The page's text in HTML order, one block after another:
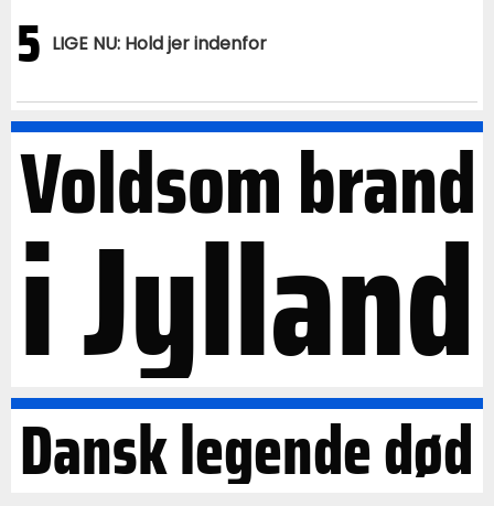
5 LIGE NU: Hold jer indenfor
Voldsom brand
i Jylland
Dansk legende død